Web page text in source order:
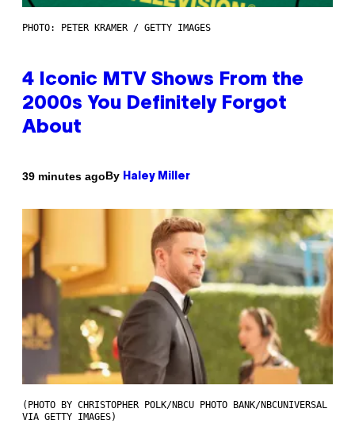
PHOTO: PETER KRAMER / GETTY IMAGES
4 Iconic MTV Shows From the
2000s You Definitely Forgot
About
39 minutes agoBy Haley Miller
(PHOTO BY CHRISTOPHER POLK/NBCU PHOTO BANK/NBCUNIVERSAL
VIA GETTY IMAGES)